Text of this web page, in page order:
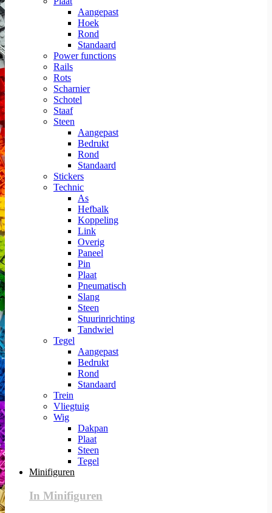
Aangepast
Hoek
Rond
Standaard
Power functions
Rails
Rots
Scharnier
Schotel
Staaf
Steen
Aangepast
Bedrukt
Rond
Standaard
Stickers
Technic
As
Hefbalk
Koppeling
Link
Overig
Paneel
Pin
Plaat
Pneumatisch
Slang
Steen
Stuurinrichting
Tandwiel
Tegel
Aangepast
Bedrukt
Rond
Standaard
Trein
Vliegtuig
Wig
Dakpan
Plaat
Steen
Tegel
Minifiguren
In Minifiguren